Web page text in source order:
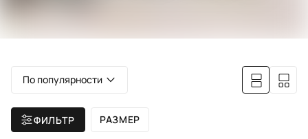
По популярности
ФИЛЬТР РАЗМЕР